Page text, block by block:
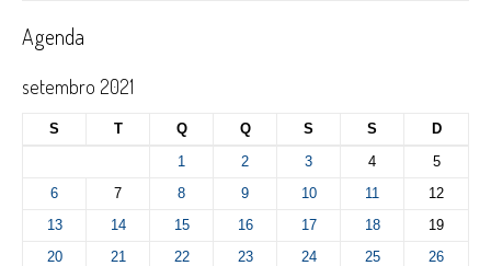
Agenda
setembro 2021
S T Q Q S S
D
1
2 3 4
5
6
7 8 9 10 11
12
13
14 15 16 17 18
19
20
21 22 23 24 25
26